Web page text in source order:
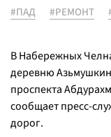
#ПАД #РЕМОНТ
В Набережных
деревню
проспекта
сообщает пресс-
дорог.